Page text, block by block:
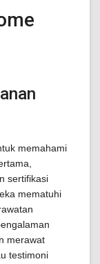
memahami
sertifikasi
mematuhi
merawat
testimoni